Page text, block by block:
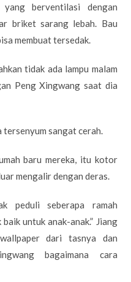
berventilasi dengan
briket sarang lebah. Bau
membuat tersedak.
tidak ada lampu malam
Peng Xingwang saat dia
sangat cerah.
baru mereka, itu kotor
mengalir dengan deras.
peduli seberapa ramah
untuk anak-anak.” Jiang
dari tasnya dan
bagaimana cara